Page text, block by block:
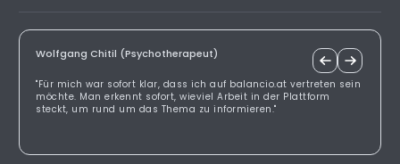
Wolfgang Chitil (Psychotherapeut)
"Für mich war sofort klar, dass ich auf balancio.at vertreten sein
möchte. Man erkennt sofort, wieviel Arbeit in der Plattform
steckt, um rund um das Thema zu informieren."